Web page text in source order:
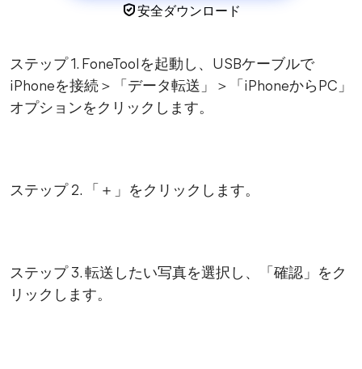
安全ダウンロード
ステップ 1. FoneToolを起動し、USBケーブルで
iPhoneを接続＞「データ転送」＞「iPhoneからPC」
オプションをクリックします。
ステップ 2. 「＋」をクリックします。
ステップ 3. 転送したい写真を選択し、「確認」をク
リックします。